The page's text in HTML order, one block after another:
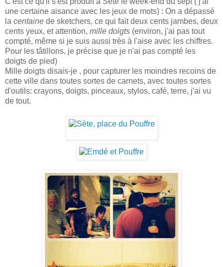
une certaine aisance avec les jeux de mots) : On a dépassé
la centaine de sketchers, ce qui fait deux cents jambes, deux
cents yeux, et attention, mille doigts (environ, j'ai pas tout
compté, même si je suis aussi très à l'aise avec les chiffres.
Pour les tâtillons, je précise que je n'ai pas compté les
doigts de pied)
Mille doigts disais-je , pour capturer les moindres recoins de
cette ville dans toutes sortes de carnets, avec toutes sortes
d'outils: crayons, doigts, pinceaux, stylos, café, terre, j'ai vu
de tout.